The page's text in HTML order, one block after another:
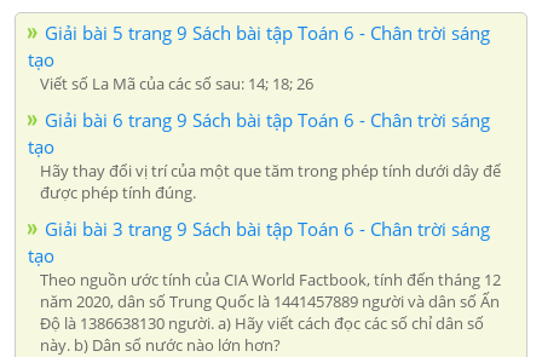
Giải bài 5 trang 9 Sách bài tập Toán 6 - Chân trời sáng
tạo
Viết số La Mã của các số sau: 14; 18; 26
Giải bài 6 trang 9 Sách bài tập Toán 6 - Chân trời sáng
tạo
Hãy thay đổi vị trí của một que tăm trong phép tính dưới dây để
được phép tính đúng.
Giải bài 3 trang 9 Sách bài tập Toán 6 - Chân trời sáng
tạo
Theo nguồn ước tính của CIA World Factbook, tính đến tháng 12
năm 2020, dân số Trung Quốc là 1441457889 người và dân số Ấn
Độ là 1386638130 người. a) Hãy viết cách đọc các số chỉ dân số
này. b) Dân số nước nào lớn hơn?